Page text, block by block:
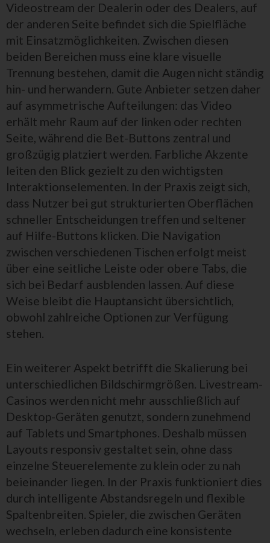
Videostream der Dealerin oder des Dealers, auf
der anderen Seite befindet sich die Spielfläche
mit Einsatzmöglichkeiten. Zwischen diesen
beiden Bereichen muss eine klare visuelle
Trennung bestehen, damit die Augen nicht ständig
hin- und herwandern. Gute Anbieter setzen daher
auf asymmetrische Aufteilungen: das Video
erhält mehr Raum auf der linken oder rechten
Seite, während die Bet-Buttons zentral und
großzügig platziert werden. Farbliche Akzente
leiten den Blick gezielt zu den wichtigsten
Interaktionselementen. In der Praxis zeigt sich,
dass Nutzer bei gut strukturierten Oberflächen
schneller Entscheidungen treffen und seltener
auf Hilfe-Buttons klicken. Die Navigation
zwischen verschiedenen Tischen erfolgt meist
über eine seitliche Leiste oder obere Tabs, die
sich bei Bedarf ausblenden lassen. Auf diese
Weise bleibt die Hauptansicht übersichtlich,
obwohl zahlreiche Optionen zur Verfügung
stehen.
Ein weiterer Aspekt betrifft die Skalierung bei
unterschiedlichen Bildschirmgrößen. Livestream-
Casinos werden nicht mehr ausschließlich auf
Desktop-Geräten genutzt, sondern zunehmend
auf Tablets und Smartphones. Deshalb müssen
Layouts responsiv gestaltet sein, ohne dass
einzelne Steuerelemente zu klein oder zu nah
beieinander liegen. In der Praxis funktioniert dies
durch intelligente Abstandsregeln und flexible
Spaltenbreiten. Spieler, die zwischen Geräten
wechseln, erleben dadurch eine konsistente